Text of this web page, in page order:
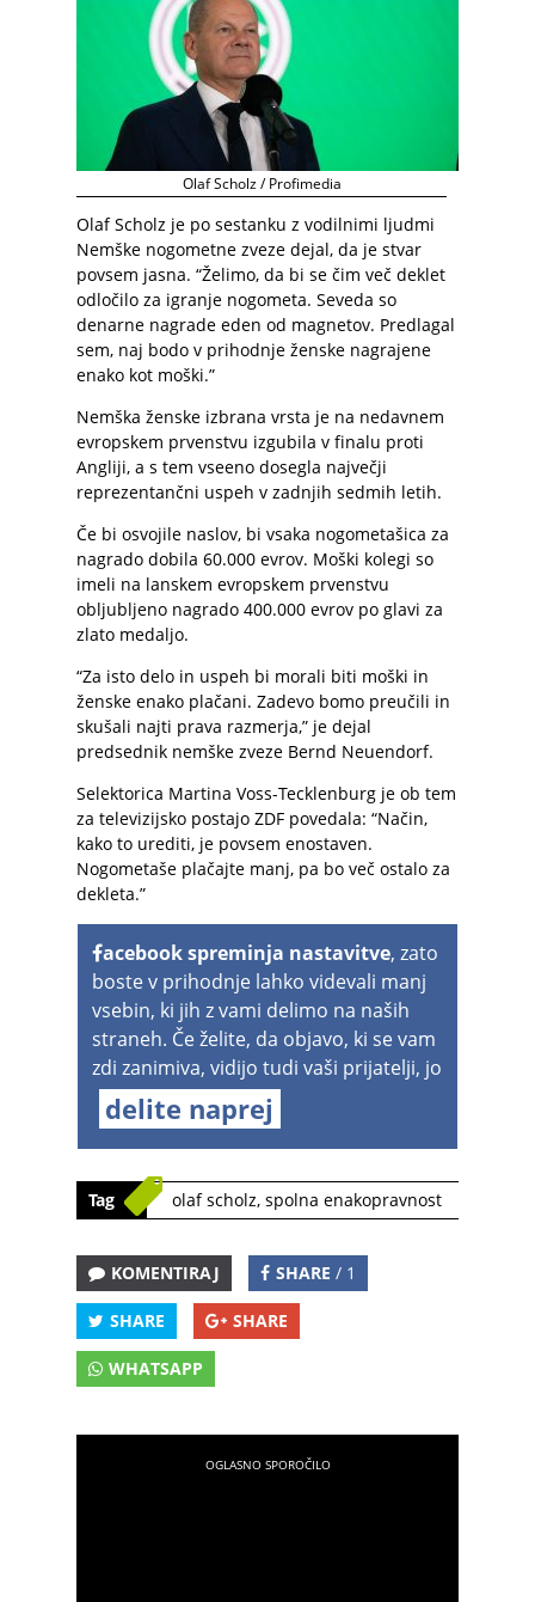
Olaf Scholz / Profimedia
Olaf Scholz je po sestanku z vodilnimi ljudmi
Nemške nogometne zveze dejal, da je stvar
povsem jasna. “Želimo, da bi se čim več deklet
odločilo za igranje nogometa. Seveda so
denarne nagrade eden od magnetov. Predlagal
sem, naj bodo v prihodnje ženske nagrajene
enako kot moški.”
Nemška ženske izbrana vrsta je na nedavnem
evropskem prvenstvu izgubila v finalu proti
Angliji, a s tem vseeno dosegla največji
reprezentančni uspeh v zadnjih sedmih letih.
Če bi osvojile naslov, bi vsaka nogometašica za
nagrado dobila 60.000 evrov. Moški kolegi so
imeli na lanskem evropskem prvenstvu
obljubljeno nagrado 400.000 evrov po glavi za
zlato medaljo.
“Za isto delo in uspeh bi morali biti moški in
ženske enako plačani. Zadevo bomo preučili in
skušali najti prava razmerja,” je dejal
predsednik nemške zveze Bernd Neuendorf.
Selektorica Martina Voss-Tecklenburg je ob tem
za televizijsko postajo ZDF povedala: “Način,
kako to urediti, je povsem enostaven.
Nogometaše plačajte manj, pa bo več ostalo za
dekleta.”
acebook spreminja nastavitve, zato
boste v prihodnje lahko videvali manj
vsebin, ki jih z vami delimo na naših
straneh. Če želite, da objavo, ki se vam
zdi zanimiva, vidijo tudi vaši prijatelji, jo
delite naprej
Tag olaf scholz, spolna enakopravnost
KOMENTIRAJ SHARE / 1
SHARE SHARE
WHATSAPP